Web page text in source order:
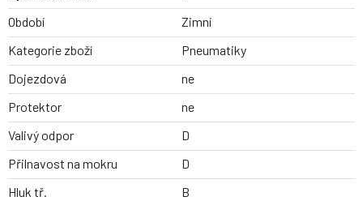
Období
Zimní
Kategorie zboží
Pneumatiky
Dojezdová
ne
Protektor
ne
Valivý odpor
D
Přilnavost na mokru
D
Hluk tř.
B